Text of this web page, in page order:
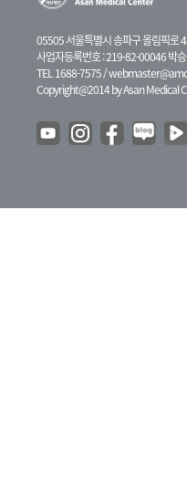
05505 서울특별시 송파구 올림픽로
사업자등록번호 : 219-82-00046 박
TEL 1688-7575 /
Copyright@2014 by Asan Medical